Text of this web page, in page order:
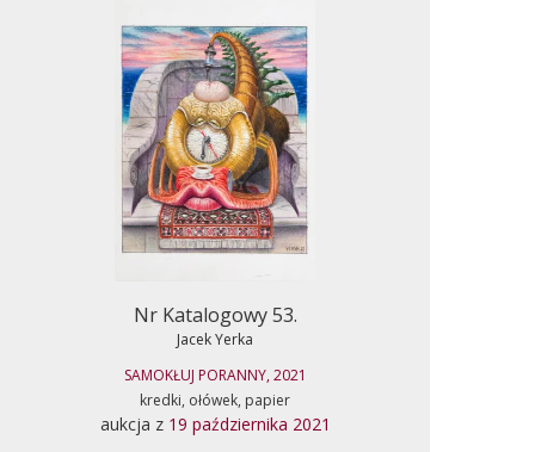
Nr Katalogowy 53.
Jacek Yerka
SAMOKŁUJ PORANNY, 2021
kredki, ołówek, papier
aukcja z 19 października 2021